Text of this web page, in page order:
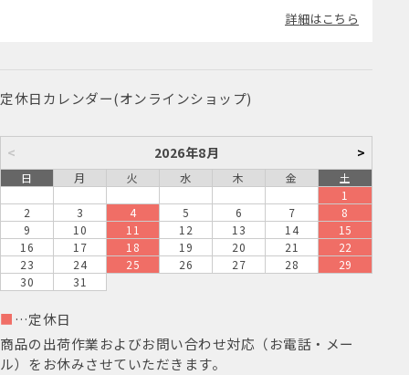
詳細はこちら
定休日カレンダー(オンラインショップ)
< 2026年8月 >
日 月 火 水 木 金
土
1
2
3 4 5 6 7
8
9
10 11 12 13 14
15
16
17 18 19 20 21
22
23
24 25 26 27 28
29
30
31
■ …定休日
商品の出荷作業およびお問い合わせ対応（お電話・メー
ル）をお休みさせていただきます。